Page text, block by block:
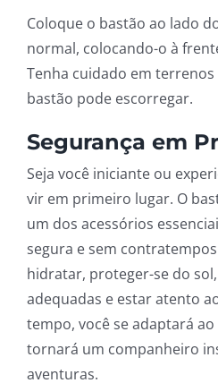
Coloque o bastão ao lado
normal, colocando-o à
Tenha cuidado em
bastão pode escorregar.
Segurança em
Seja você iniciante ou
vir em primeiro lugar. O
um dos acessórios
segura e sem
hidratar, proteger-se do
adequadas e estar atento
tempo, você se adaptará
tornará um companheiro
aventuras.